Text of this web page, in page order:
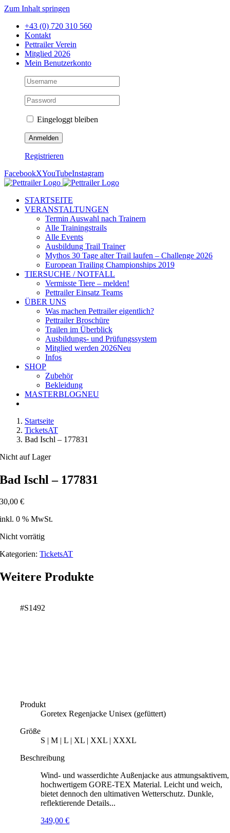
Zum Inhalt springen
+43 (0) 720 310 560
Kontakt
Pettrailer Verein
Mitglied 2026
Mein Benutzerkonto
Eingeloggt bleiben
Registrieren
FacebookXYouTubeInstagram
STARTSEITE
VERANSTALTUNGEN
Termin Auswahl nach Trainern
Alle Trainingstrails
Alle Events
Ausbildung Trail Trainer
Mythos 30 Tage alter Trail laufen – Challenge 2026
European Trailing Championships 2019
TIERSUCHE / NOTFALL
Vermisste Tiere – melden!
Pettrailer Einsatz Teams
ÜBER UNS
Was machen Pettrailer eigentlich?
Pettrailer Broschüre
Trailen im Überblick
Ausbildungs- und Prüfungssystem
Mitglied werden 2026Neu
Infos
SHOP
Zubehör
Bekleidung
MASTERBLOGNEU
Startseite
TicketsAT
Bad Ischl – 177831
Nicht auf Lager
Bad Ischl – 177831
30,00€
inkl. 0 % MwSt.
Nicht vorrätig
Kategorien:TicketsAT
Weitere Produkte
#S1492
Produkt
Goretex Regenjacke Unisex (gefüttert)
Größe
S | M | L | XL | XXL | XXXL
Beschreibung
Wind- und wasserdichte Außenjacke aus atmungsaktivem,
hochwertigem GORE-TEX Material. Leicht und weich,
bietet dennoch den ultimativen Wetterschutz. Dunkle,
reflektierende Details...
349,00€